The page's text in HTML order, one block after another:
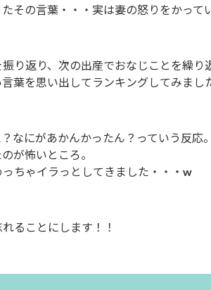
その言葉・・・実は妻の怒りをかって
り返り、次の出産でおなじことを繰り
葉を思い出してランキングしてみまし
なにがあかんかったん？っていう反応。
が怖いところ。
ちゃイラっとしてきました・・・w
ることにします！！